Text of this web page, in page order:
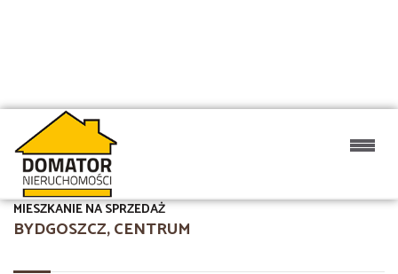
BYDGOSZCZ, CENTRUM
MIESZKANIE NA SPRZEDAŻ